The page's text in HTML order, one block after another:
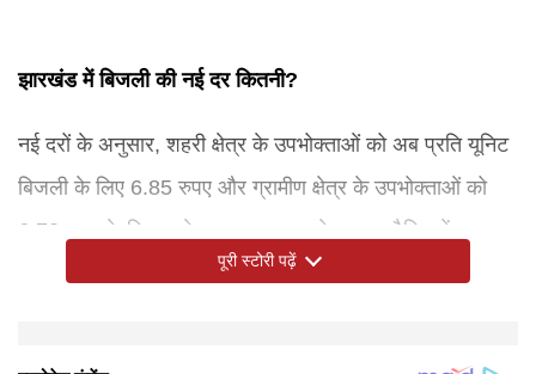
झारखंड में बिजली की नई दर कितनी?
नई दरों के अनुसार, शहरी क्षेत्र के उपभोक्ताओं को अब प्रति यूनिट
बिजली के लिए 6.85 रुपए और ग्रामीण क्षेत्र के उपभोक्ताओं को
6.70 रुपए के हिसाब से भुगतान करना पड़ेगा। नए टैरिफ में
प्रावधान किया गया है कि उपभोक्ता यदि 5 दिनों के भीतर बिल
फिक्स्ड चार्ज की पूरी वसूली के लिए यह अनिवार्य होगा कि एचटी
पूरी स्टोरी पढ़ें